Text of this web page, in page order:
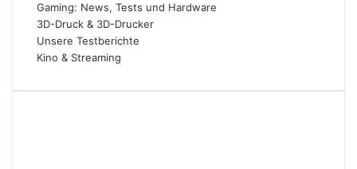
Gaming: News, Tests und Hardware
3D-Druck & 3D-Drucker
Unsere Testberichte
Kino & Streaming